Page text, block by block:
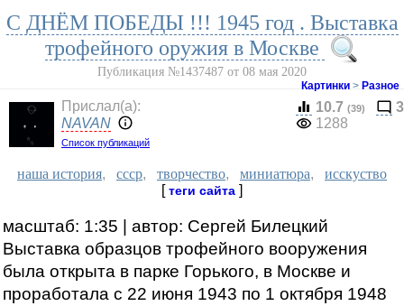
С ДНЁМ ПОБЕДЫ !!! 1945 год . Выставка
трофейного оружия в Москве
Публикация №1437487 от 08 мая 2020
Картинки > Разное
Прислал(a):
NAVAN
Список публикаций
10.7 (39)
3
1288
наша история, ссср, творчество, миниатюра, исскуство
[теги сайта ]
масштаб: 1:35 | автор: Сергей Билецкий
Выставка образцов трофейного вооружения
была открыта в парке Горького, в Москве и
проработала с 22 июня 1943 по 1 октября 1948